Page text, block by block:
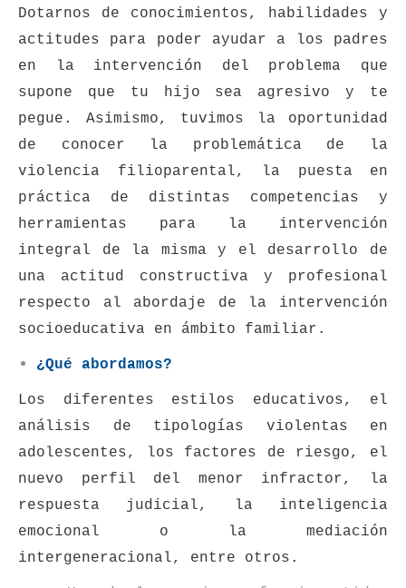
Dotarnos de conocimientos, habilidades y
actitudes para poder ayudar a los padres
en la intervención del problema que
supone que tu hijo sea agresivo y te
pegue. Asimismo, tuvimos la oportunidad
de conocer la problemática de la
violencia filioparental, la puesta en
práctica de distintas competencias y
herramientas para la intervención
integral de la misma y el desarrollo de
una actitud constructiva y profesional
respecto al abordaje de la intervención
socioeducativa en ámbito familiar.
¿Qué abordamos?
Los diferentes estilos educativos, el
análisis de tipologías violentas en
adolescentes, los factores de riesgo, el
nuevo perfil del menor infractor, la
respuesta judicial, la inteligencia
emocional o la mediación
intergeneracional, entre otros.